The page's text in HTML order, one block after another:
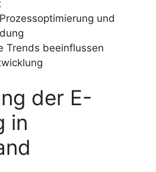
und
Trends beeinflussen
der E-
in